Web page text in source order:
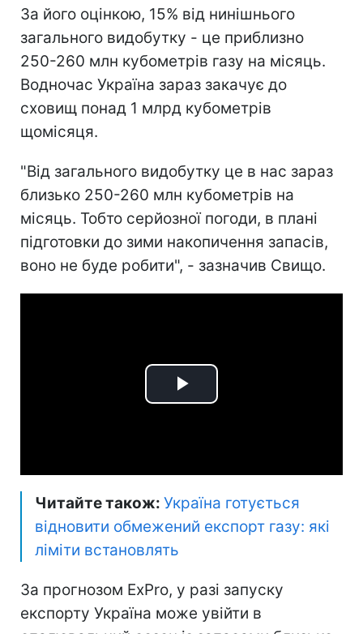
За його оцінкою, 15% від нинішнього
загального видобутку - це приблизно
250-260 млн кубометрів газу на місяць.
Водночас Україна зараз закачує до
сховищ понад 1 млрд кубометрів
щомісяця.
"Від загального видобутку це в нас зараз
близько 250-260 млн кубометрів на
місяць. Тобто серйозної погоди, в плані
підготовки до зими накопичення запасів,
воно не буде робити", - зазначив Свищо.
Play
Читайте також: Україна готується
відновити обмежений експорт газу: які
ліміти встановлять
За прогнозом ExPro, у разі запуску
експорту Україна може увійти в